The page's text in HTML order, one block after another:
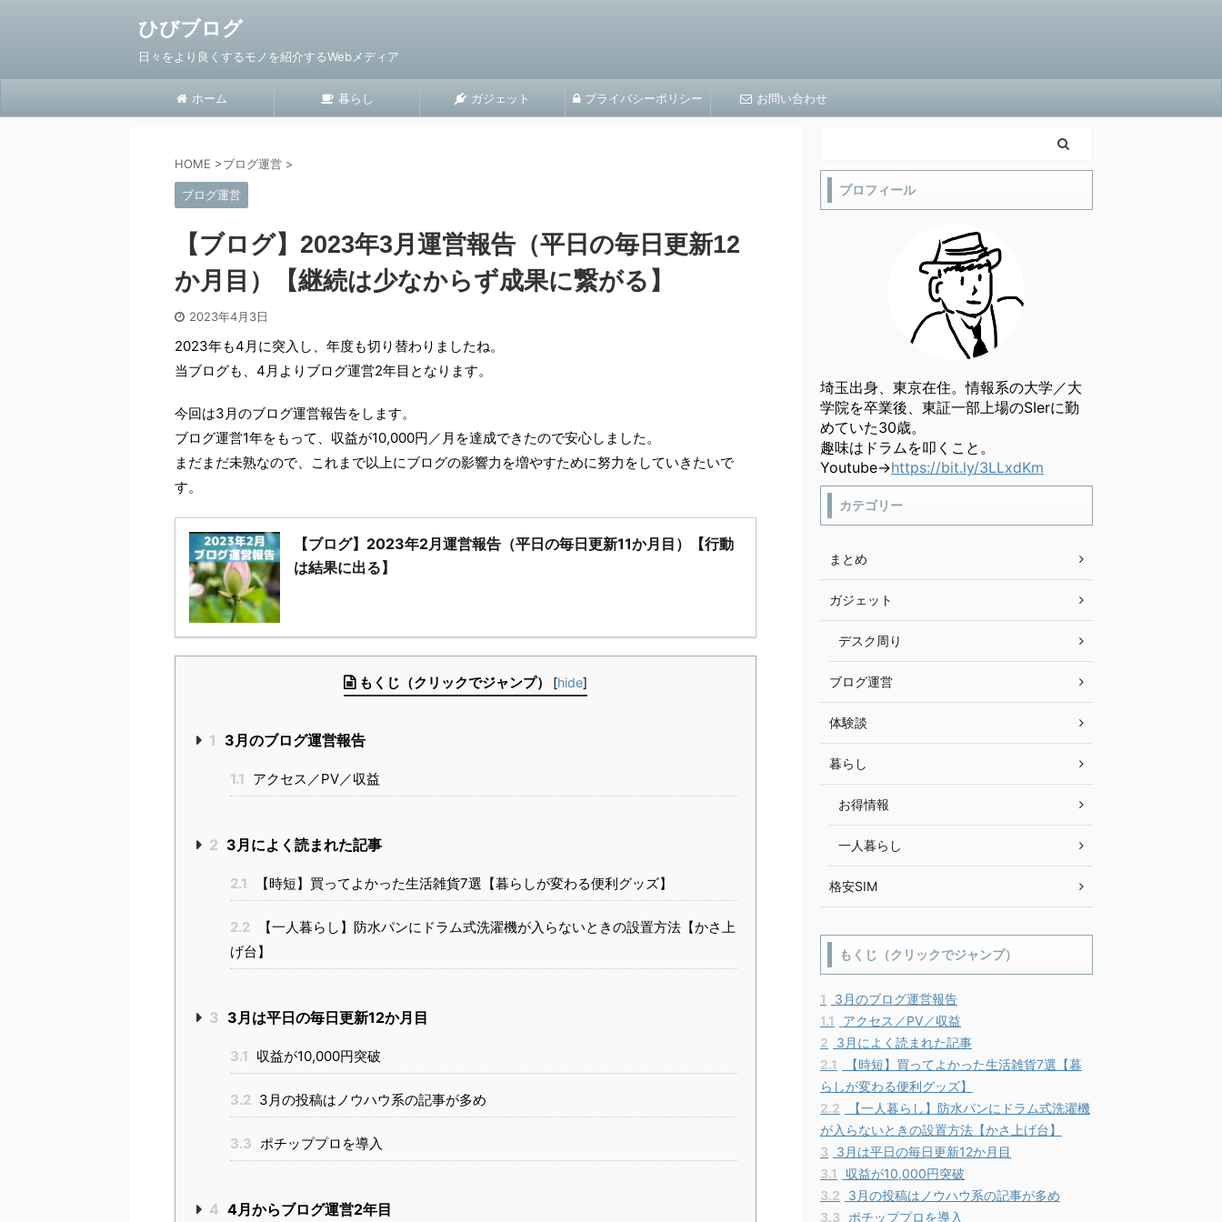
ひびブログ
日々をより良くするモノを紹介するWebメディア
ホーム 暮らし ガジェット プライバシーポリシー お問い合わせ
HOME >ブログ運営 >
ブログ運営
【ブログ】2023年3月運営報告（平日の毎日更新12
か月目）【継続は少なからず成果に繋がる】
2023年4月3日
2023年も4月に突入し、年度も切り替わりましたね。
当ブログも、4月よりブログ運営2年目となります。
今回は3月のブログ運営報告をします。
ブログ運営1年をもって、収益が10,000円／月を達成できたので安心しました。
まだまだ未熟なので、これまで以上にブログの影響力を増やすために努力をしていきたいで
す。
【ブログ】2023年2月運営報告（平日の毎日更新11か月目）【行動
は結果に出る】
もくじ（クリックでジャンプ） [hide]
1 3月のブログ運営報告
1.1 アクセス／PV／収益
2 3月によく読まれた記事
2.1 【時短】買ってよかった生活雑貨7選【暮らしが変わる便利グッズ】
2.2
【一人暮らし】防水パンにドラム式洗濯機が入らないときの設置方法【かさ上
げ台】
3 3月は平日の毎日更新12か月目
3.1 収益が10,000円突破
3.2 3月の投稿はノウハウ系の記事が多め
3.3 ポチッププロを導入
4 4月からブログ運営2年目
プロフィール
埼玉出身、東京在住。情報系の大学／大
学院を卒業後、東証一部上場のSIerに勤
めていた30歳。
趣味はドラムを叩くこと。
Youtube→https://bit.ly/3LLxdKm
カテゴリー
まとめ
ガジェット
デスク周り
ブログ運営
体験談
暮らし
お得情報
一人暮らし
格安SIM
もくじ（クリックでジャンプ）
1
3月のブログ運営報告
1.1
アクセス／PV／収益
2
3月によく読まれた記事
2.1
【時短】買ってよかった生活雑貨7選【暮
らしが変わる便利グッズ】
2.2
【一人暮らし】防水パンにドラム式洗濯機
が入らないときの設置方法【かさ上げ台】
3
3月は平日の毎日更新12か月目
3.1
収益が10,000円突破
3.2
3月の投稿はノウハウ系の記事が多め
3.3
ポチッププロを導入